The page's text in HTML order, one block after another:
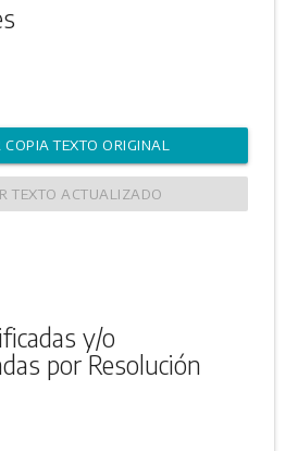
COPIA TEXTO ORIGINAL
TEXTO ACTUALIZADO
y/o
por Resolución